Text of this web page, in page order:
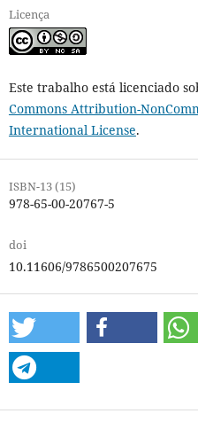
Licença
Este trabalho está licenciado
Commons Attribution-
International License.
ISBN-13 (15)
978-65-00-20767-5
doi
10.11606/9786500207675